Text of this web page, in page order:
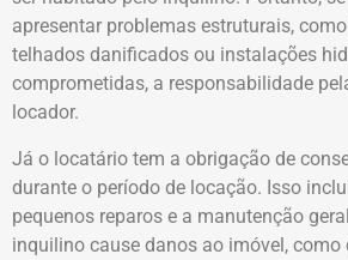
apresentar problemas estruturais,
telhados danificados ou instalações
comprometidas, a responsabilidade
locador.
Já o locatário tem a obrigação de
durante o período de locação. Isso
pequenos reparos e a manutenção
inquilino cause danos ao imóvel, como